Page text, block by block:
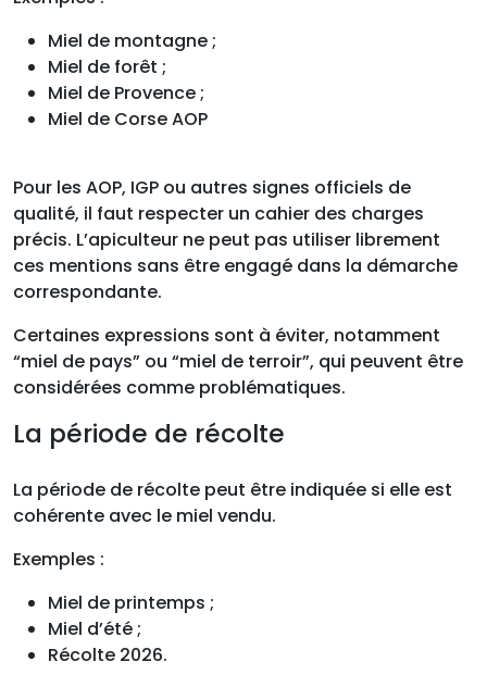
Miel de montagne ;
Miel de forêt ;
Miel de Provence ;
Miel de Corse AOP
Pour les AOP, IGP ou autres signes officiels de
qualité, il faut respecter un cahier des charges
précis. L’apiculteur ne peut pas utiliser librement
ces mentions sans être engagé dans la démarche
correspondante.
Certaines expressions sont à éviter, notamment
“miel de pays” ou “miel de terroir”, qui peuvent être
considérées comme problématiques.
La période de récolte
La période de récolte peut être indiquée si elle est
cohérente avec le miel vendu.
Exemples :
Miel de printemps ;
Miel d’été ;
Récolte 2026.